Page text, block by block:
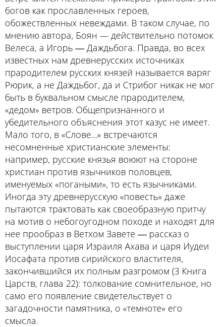
богов как прославленных героев,
обожествленных невеждами. В таком случае, по
мнению автора, Боян — действительно потомок
Велеса, а Игорь ― Даждьбога. Правда, во всех
известных нам древнерусских источниках
прародителем русских князей называется варяг
Рюрик, а не Даждьбог, да и Стрибог никак не мог
быть в буквальном смысле прародителем,
«дедом» ветров. Общепризнанного и
убедительного объяснения этот казус не имеет.
Мало того, в «Слове...» встречаются
несомненные христианские элементы:
например, русские князья воюют на стороне
христиан против язычников половцев,
именуемых «погаными», то есть язычниками.
Иногда эту древнерусскую «повесть» даже
пытаются трактовать как своеобразную притчу
на мотив о небогоугодном походе и находят для
нее прообраз в Ветхом Завете ― рассказ о
выступлении царя Израиля Ахава и царя Иудеи
Иосафата против сирийского властителя,
закончившийся их полным разгромом (3 Книга
Царств, глава 22): толкование сомнительное, но
само его появление свидетельствует о
загадочности памятника, о «темноте» его
смысла.